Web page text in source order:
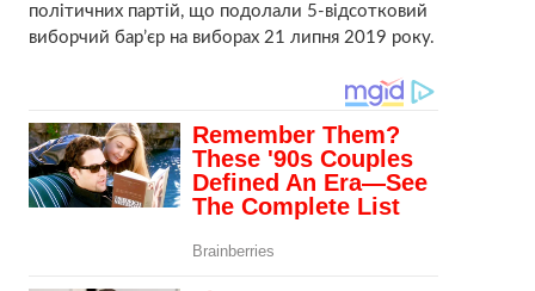
політичних партій, що подолали 5-відсотковий
виборчий бар’єр на виборах 21 липня 2019 року.